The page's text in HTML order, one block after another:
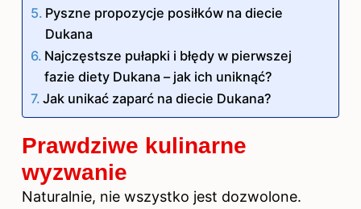
Pyszne propozycje posiłków na diecie
Dukana
Najczęstsze pułapki i błędy w pierwszej
fazie diety Dukana – jak ich uniknąć?
Jak unikać zaparć na diecie Dukana?
Prawdziwe kulinarne
wyzwanie
Naturalnie, nie wszystko jest dozwolone.